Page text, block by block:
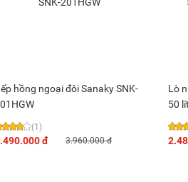
hồng ngoại đôi Sanaky SNK-
(1)
đ 3.960.000 đ
Lò